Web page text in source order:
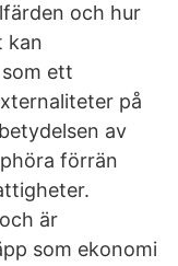
och hur
kan
ett
på
av
förrän
är
som ekonomi